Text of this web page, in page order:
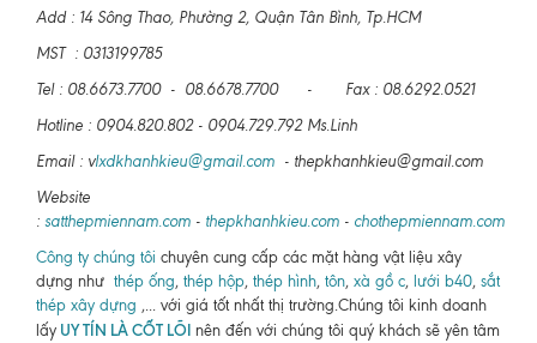
Add : 14 Sông Thao, Phường 2, Quận Tân Bình, Tp.HCM
MST : 0313199785
Tel : 08.6673.7700 - 08.6678.7700 - Fax : 08.6292.0521
Hotline : 0904.820.802 - 0904.729.792 Ms.Linh
Email : vlxdkhanhkieu@gmail.com - thepkhanhkieu@gmail.com
Website
: satthepmiennam.com - thepkhanhkieu.com - chothepmiennam.com
Công ty chúng tôi chuyên cung cấp các mặt hàng vật liệu xây
dựng như thép ống, thép hộp, thép hình, tôn, xà gồ c, lưới b40, sắt
thép xây dựng ,... với giá tốt nhất thị trường.Chúng tôi kinh doanh
lấy UY TÍN LÀ CỐT LÕI nên đến với chúng tôi quý khách sẽ yên tâm